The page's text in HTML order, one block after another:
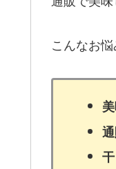
こんなお